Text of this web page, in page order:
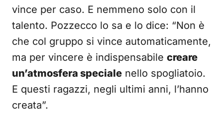
vince per caso. E nemmeno solo con il
talento. Pozzecco lo sa e lo dice: “Non è
che col gruppo si vince automaticamente,
ma per vincere è indispensabile creare
un’atmosfera speciale nello spogliatoio.
E questi ragazzi, negli ultimi anni, l’hanno
creata”.